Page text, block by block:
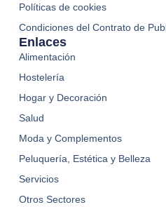
Enlaces
Alimentación
Hostelería
Hogar y Decoración
Salud
Moda y Complementos
Peluquería, Estética y Belleza
Servicios
Otros Sectores
Políticas de cookies
Condiciones del Contrato de